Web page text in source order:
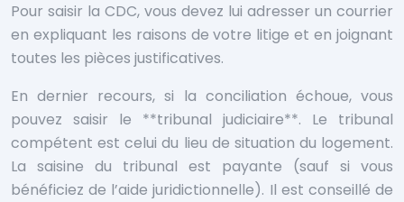
Pour saisir la CDC, vous devez lui adresser un courrier
en expliquant les raisons de votre litige et en joignant
toutes les pièces justificatives.
En dernier recours, si la conciliation échoue, vous
pouvez saisir le **tribunal judiciaire**. Le tribunal
compétent est celui du lieu de situation du logement.
La saisine du tribunal est payante (sauf si vous
bénéficiez de l’aide juridictionnelle). Il est conseillé de